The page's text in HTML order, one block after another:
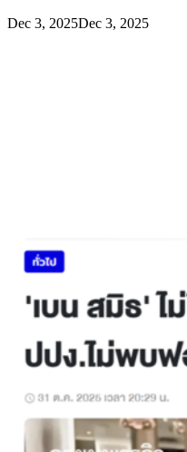
Dec 3, 2025Dec 3, 2025